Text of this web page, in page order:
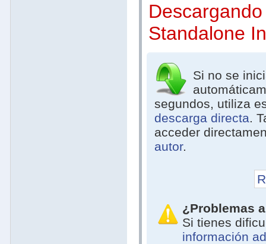
Standalone
Si no se
segundos, utiliza
descarga directa.
acceder
autor.
¿Problemas
Si tienes
información